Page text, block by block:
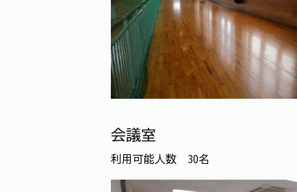
会議室
利用可能人数 30名